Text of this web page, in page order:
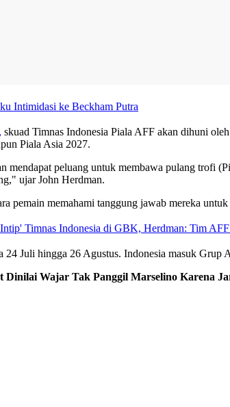
Intimidasi ke Beckham Putra
skuad Timnas Indonesia Piala AFF akan dihuni
Piala Asia 2027.
mendapat peluang untuk membawa pulang trofi
ujar John Herdman.
pemain memahami tanggung jawab mereka
Timnas Indonesia di GBK, Herdman: Tim
24 Juli hingga 26 Agustus. Indonesia masuk
Wajar Tak Panggil Marselino Karena